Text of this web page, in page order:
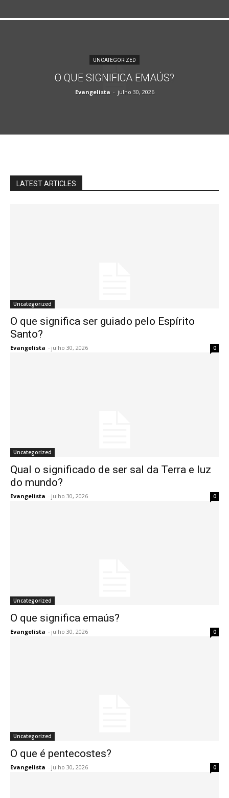
UNCATEGORIZED
O QUE SIGNIFICA EMAÚS?
Evangelista - julho 30, 2026
LATEST ARTICLES
Uncategorized
O que significa ser guiado pelo Espírito
Santo?
Evangelista - julho 30, 2026 0
Uncategorized
Qual o significado de ser sal da Terra e luz
do mundo?
Evangelista - julho 30, 2026 0
Uncategorized
O que significa emaús?
Evangelista - julho 30, 2026 0
Uncategorized
O que é pentecostes?
Evangelista - julho 30, 2026 0